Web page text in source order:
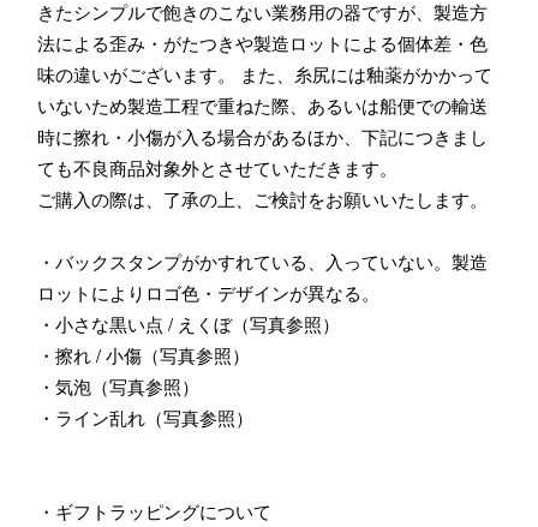
きたシンプルで飽きのこない業務用の器ですが、製造方
法による歪み・がたつきや製造ロットによる個体差・色
味の違いがございます。 また、糸尻には釉薬がかかって
いないため製造工程で重ねた際、あるいは船便での輸送
時に擦れ・小傷が入る場合があるほか、下記につきまし
ても不良商品対象外とさせていただきます。
ご購入の際は、了承の上、ご検討をお願いいたします。
・バックスタンプがかすれている、入っていない。製造
ロットによりロゴ色・デザインが異なる。
・小さな黒い点 / えくぼ（写真参照）
・擦れ / 小傷（写真参照）
・気泡（写真参照）
・ライン乱れ（写真参照）
・ギフトラッピングについて